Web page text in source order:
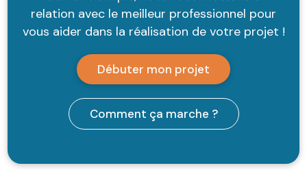
relation avec le meilleur professionnel pour
vous aider dans la réalisation de votre projet !
Débuter mon projet
Comment ça marche ?